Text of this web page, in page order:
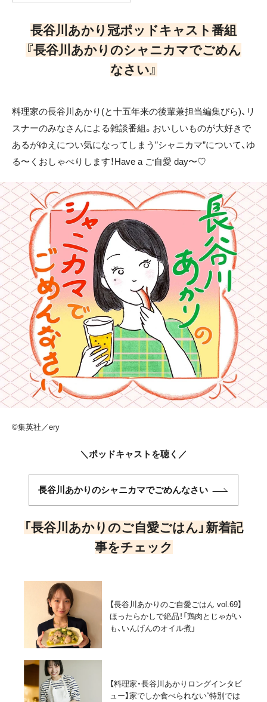
長谷川あかり冠ポッドキャスト番組
『長谷川あかりのシャニカマでごめん
なさい』
料理家の長谷川あかり(と十五年来の後輩兼担当編集ぴら)、リ
スナーのみなさんによる雑談番組。おいしいものが大好きで
あるがゆえについ気になってしまう”シャニカマ”について、ゆ
る〜くおしゃべりします！Have a ご自愛 day〜♡
©集英社／ery
＼ポッドキャストを聴く／
長谷川あかりのシャニカマでごめんなさい
「長谷川あかりのご自愛ごはん」新着記
事をチェック
【長谷川あかりのご自愛ごはん vol.69】
ほったらかしで絶品！「鶏肉とじゃがい
も、いんげんのオイル煮」
【料理家・長谷川あかりロングインタビ
ュー】家でしか食べられない“特別では